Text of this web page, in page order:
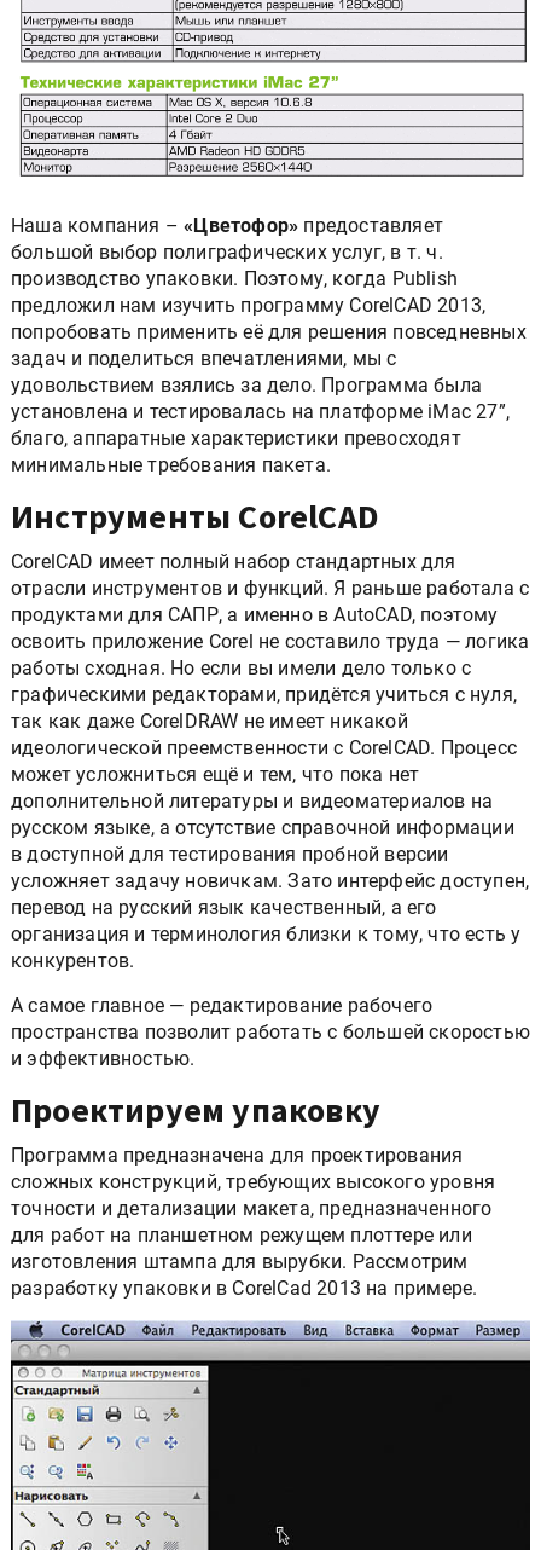
Наша компания –«Цветофор» предоставляет
большой выбор полиграфических услуг, в т. ч.
производство упаковки. Поэтому, когда Publish
предложил нам изучить программу CorelCAD 2013,
попробовать применить её для решения повседневных
задач и поделиться впечатлениями, мы с
удовольствием взялись за дело. Программа была
установлена и тестировалась на платформе iMac 27”,
благо, аппаратные характеристики превосходят
минимальные требования пакета.
Инструменты CorelCAD
CorelCAD имеет полный набор стандартных для
отрасли инструментов и функций. Я раньше работала с
продуктами для САПР, а именно в AutoCAD, поэтому
освоить приложение Corel не составило труда — логика
работы сходная. Но если вы имели дело только с
графическими редакторами, придётся учиться с нуля,
так как даже CorelDRAW не имеет никакой
идеологической преемственности с CorelCAD. Процесс
может усложниться ещё и тем, что пока нет
дополнительной литературы и видеоматериалов на
русском языке, а отсутствие справочной информации
в доступной для тестирования пробной версии
усложняет задачу новичкам. Зато интерфейс доступен,
перевод на русский язык качественный, а его
организация и терминология близки к тому, что есть у
конкурентов.
А самое главное — редактирование рабочего
пространства позволит работать с большей скоростью
и эффективностью.
Проектируем упаковку
Программа предназначена для проектирования
сложных конструкций, требующих высокого уровня
точности и детализации макета, предназначенного
для работ на планшетном режущем плоттере или
изготовления штампа для вырубки. Рассмотрим
разработку упаковки в CorelCad 2013 на примере.